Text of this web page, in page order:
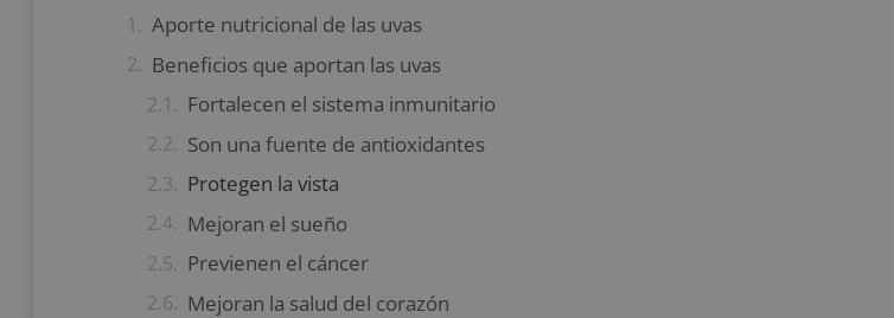
Aporte nutricional de las uvas
Beneficios que aportan las uvas
Fortalecen el sistema inmunitario
Son una fuente de antioxidantes
Protegen la vista
Mejoran el sueño
Previenen el cáncer
Mejoran la salud del corazón